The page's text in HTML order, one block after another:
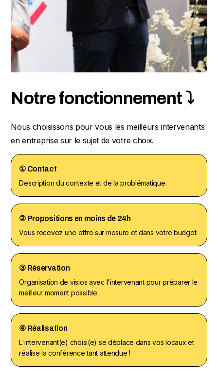
Notre fonctionnement ⤵
Nous choisissons pour vous les meilleurs intervenants
en entreprise sur le sujet de votre choix.
① Contact
Description du contexte et de la problématique.
② Propositions en moins de 24h
Vous recevez une offre sur mesure et dans votre budget.
③ Réservation
Organisation de visios avec l'intervenant pour préparer le
meilleur moment possible.
④ Réalisation
L'intervenant(e) choisi(e) se déplace dans vos locaux et
réalise la conférence tant attendue !